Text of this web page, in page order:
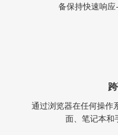
备保持快速响
通过浏览器在任何操作
面、笔记本和